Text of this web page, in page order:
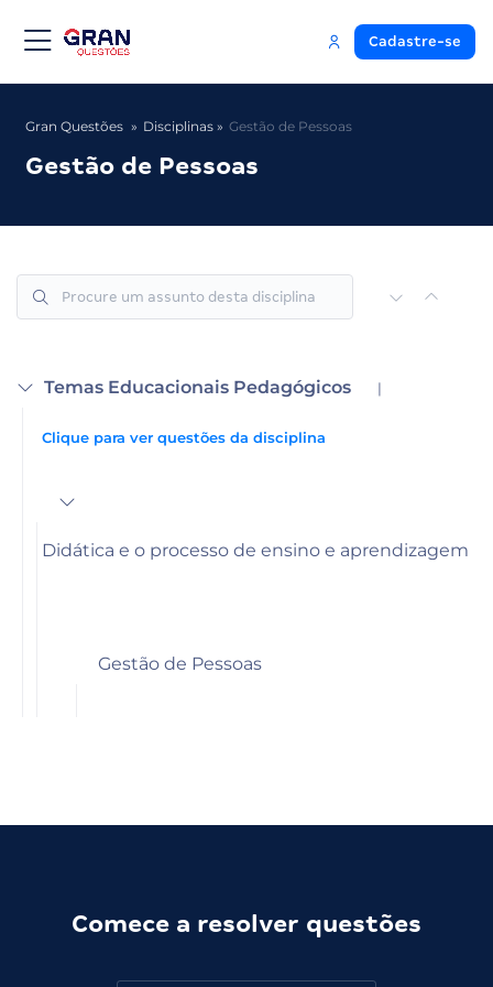
Cadastre-se
Gran Questões Disciplinas Gestão de Pessoas
Gestão de Pessoas
Temas Educacionais Pedagógicos |
Clique para ver questões da disciplina
Didática e o processo de ensino e aprendizagem
Gestão de Pessoas
Comece a resolver questões